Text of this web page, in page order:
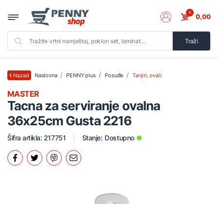
Traži
0 0,00
Nazad Naslovna PENNY plus Posuđe Tanjiri, ovali
Tacna za serviranje ovalna
36x25cm Gusta 2216
MASTER
Šifra artikla: 217751 Stanje: Dostupno